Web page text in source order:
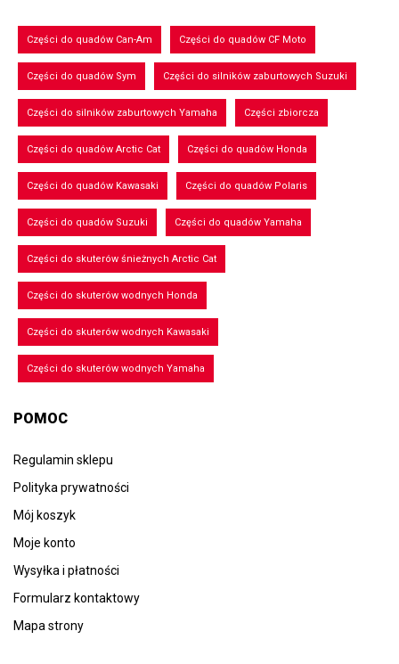
Części do quadów Can-Am Części do quadów CF Moto
Części do quadów Sym Części do silników zaburtowych Suzuki
Części do silników zaburtowych Yamaha Części zbiorcza
Części do quadów Arctic Cat Części do quadów Honda
Części do quadów Kawasaki Części do quadów Polaris
Części do quadów Suzuki Części do quadów Yamaha
Części do skuterów śnieżnych Arctic Cat
Części do skuterów wodnych Honda
Części do skuterów wodnych Kawasaki
Części do skuterów wodnych Yamaha
POMOC
Regulamin sklepu
Polityka prywatności
Mój koszyk
Moje konto
Wysyłka i płatności
Formularz kontaktowy
Mapa strony